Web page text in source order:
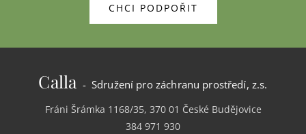
CHCI PODPOŘIT
Calla - Sdružení pro záchranu prostředí, z.s.
Fráni Šrámka 1168/35, 370 01 České Budějovice
384 971 930